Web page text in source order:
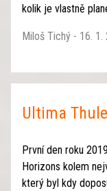
kolik je vlastně
Miloš Tichý - 16.
Ultima
První den roku
Horizons kolem
který byl kdy